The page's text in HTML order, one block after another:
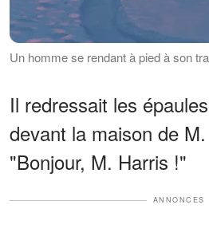
Un homme se rendant à pied à son
Il redressait les
devant la maison de
"Bonjour, M. Harris !"
ANNONCES